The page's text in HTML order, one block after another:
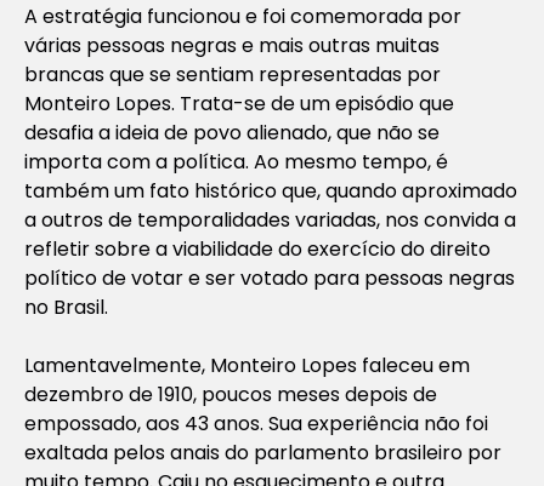
A estratégia funcionou e foi comemorada por
várias pessoas negras e mais outras muitas
brancas que se sentiam representadas por
Monteiro Lopes. Trata-se de um episódio que
desafia a ideia de povo alienado, que não se
importa com a política. Ao mesmo tempo, é
também um fato histórico que, quando aproximado
a outros de temporalidades variadas, nos convida a
refletir sobre a viabilidade do exercício do direito
político de votar e ser votado para pessoas negras
no Brasil.
Lamentavelmente, Monteiro Lopes faleceu em
dezembro de 1910, poucos meses depois de
empossado, aos 43 anos. Sua experiência não foi
exaltada pelos anais do parlamento brasileiro por